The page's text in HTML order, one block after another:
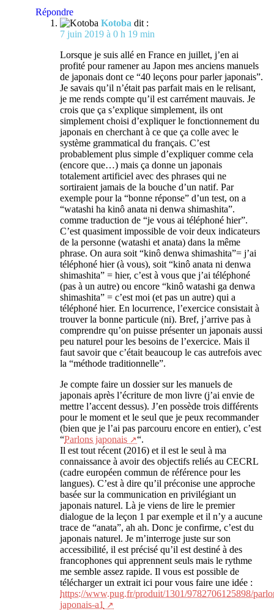
Répondre
Kotoba dit :
7 juin 2019 à 0 h 19 min
Lorsque je suis allé en France en juillet, j’en ai
profité pour ramener au Japon mes anciens manuels
de japonais dont ce “40 leçons pour parler japonais”.
Je savais qu’il n’était pas parfait mais en le relisant,
je me rends compte qu’il est carrément mauvais. Je
crois que ça s’explique simplement, ils ont
simplement choisi d’expliquer le fonctionnement du
japonais en cherchant à ce que ça colle avec le
système grammatical du français. C’est
probablement plus simple d’expliquer comme cela
(encore que…) mais ça donne un japonais
totalement artificiel avec des phrases qui ne
sortiraient jamais de la bouche d’un natif. Par
exemple pour la “bonne réponse” d’un test, on a
“watashi ha kinô anata ni denwa shimashita”.
comme traduction de “je vous ai téléphoné hier”.
C’est quasiment impossible de voir deux indicateurs
de la personne (watashi et anata) dans la même
phrase. On aura soit “kinô denwa shimashita”= j’ai
téléphoné hier (à vous), soit “kinô anata ni denwa
shimashita” = hier, c’est à vous que j’ai téléphoné
(pas à un autre) ou encore “kinô watashi ga denwa
shimashita” = c’est moi (et pas un autre) qui a
téléphoné hier. En locurrence, l’exercice consistait à
trouver la bonne particule (ni). Bref, j’arrive pas à
comprendre qu’on puisse présenter un japonais aussi
peu naturel pour les besoins de l’exercice. Mais il
faut savoir que c’était beaucoup le cas autrefois avec
la “méthode traditionnelle”.
Je compte faire un dossier sur les manuels de
japonais après l’écriture de mon livre (j’ai envie de
mettre l’accent dessus). J’en possède trois différents
pour le moment et le seul que je peux recommander
(bien que je l’ai pas parcouru encore en entier), c’est
“Parlons japonais
“.
Il est tout récent (2016) et il est le seul à ma
connaissance à avoir des objectifs reliés au CECRL
(cadre européen commun de référence pour les
langues). C’est à dire qu’il préconise une approche
basée sur la communication en privilégiant un
japonais naturel. Là je viens de lire le premier
dialogue de la leçon 1 par exemple et il n’y a aucune
trace de “anata”, ah ah. Donc je confirme, c’est du
japonais naturel. Je m’interroge juste sur son
accessibilité, il est précisé qu’il est destiné à des
francophones qui apprennent seuls mais le rythme
me semble assez rapide. Il vous est possible de
télécharger un extrait ici pour vous faire une idée :
https://www.pug.fr/produit/1301/9782706125898/
japonais-a1